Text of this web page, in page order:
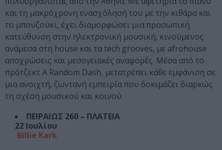
και τη μακρόχρονη ενασχόλησή του με την κιθάρα και
το μπουζούκι, έχει διαμορφώσει μια προσωπική
κατεύθυνση στην ηλεκτρονική μουσική, κινούμενος
ανάμεσα στη house και τα tech grooves, με afrohouse
αποχρώσεις και μεσογειακές αναφορές. Μέσα από το
πρότζεκτ A Random Dash, μετατρέπει κάθε εμφάνιση σε
μια ανοιχτή, ζωντανή εμπειρία που δοκιμάζει διαρκώς
τη σχέση μουσικού και κοινού.
ΠΕΙΡΑΙΩΣ 260 – ΠΛΑΤΕΙΑ
22 Ιουλίου
Βillie Kark